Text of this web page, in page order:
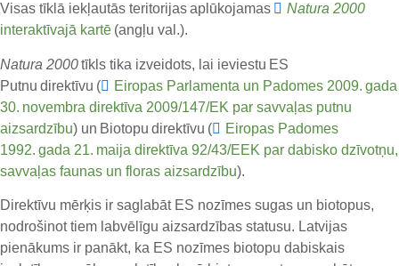
Visas tīklā iekļautās teritorijasaplūkojamas
Natura 2000
interaktīvajā kartē (angļu val.).
Natura 2000tīkls tika izveidots, lai ieviestu ES
Putnu direktīvu (
Eiropas Parlamenta un Padomes 2009. gada
30. novembra direktīva 2009/147/EK par savvaļas putnu
aizsardzību) un Biotopu direktīvu (
Eiropas Padomes
1992. gada 21. maija direktīva 92/43/EEK par dabisko dzīvotņu,
savvaļas faunas un floras aizsardzību).
Direktīvu mērķis ir saglabāt ES nozīmes sugas un biotopus,
nodrošinot tiem labvēlīgu aizsardzības statusu. Latvijas
pienākums ir panākt, ka ES nozīmes biotopu dabiskais